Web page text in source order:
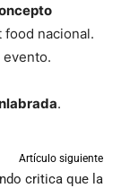
nacional.
.
Artículo siguiente
critica que la